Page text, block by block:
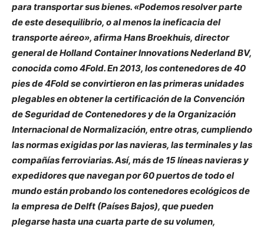
para transportar sus bienes. «Podemos resolver parte
de este desequilibrio, o al menos la ineficacia del
transporte aéreo», afirma Hans Broekhuis, director
general de Holland Container Innovations Nederland BV,
conocida como 4Fold. En 2013, los contenedores de 40
pies de 4Fold se convirtieron en las primeras unidades
plegables en obtener la certificación de la Convención
de Seguridad de Contenedores y de la Organización
Internacional de Normalización, entre otras, cumpliendo
las normas exigidas por las navieras, las terminales y las
compañías ferroviarias. Así, más de 15 líneas navieras y
expedidores que navegan por 60 puertos de todo el
mundo están probando los contenedores ecológicos de
la empresa de Delft (Países Bajos), que pueden
plegarse hasta una cuarta parte de su volumen,